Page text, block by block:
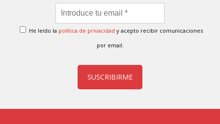
He leído la política de privacidad y acepto recibir comunicaciones
por email.
SUSCRIBIRME